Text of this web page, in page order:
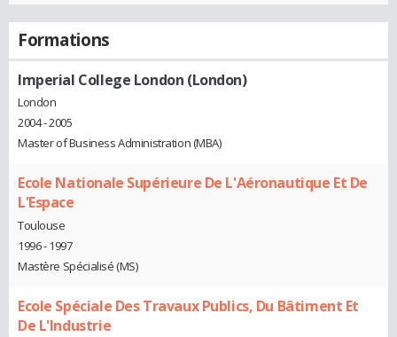
Formations
Imperial College London (London)
London
2004 - 2005
Master of Business Administration (MBA)
Ecole Nationale Supérieure De L'Aéronautique Et De
L'Espace
Toulouse
1996 - 1997
Mastère Spécialisé (MS)
Ecole Spéciale Des Travaux Publics, Du Bâtiment Et
De L'Industrie